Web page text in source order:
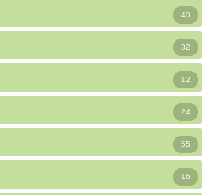
40
32
12
24
55
16